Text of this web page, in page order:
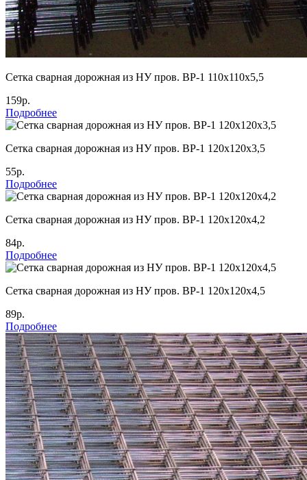
Cетка сварная дорожная из НУ пров. ВР-1 110х110х5,5
159р.
Подробнее
Cетка сварная дорожная из НУ пров. ВР-1 120х120х3,5
55р.
Подробнее
Cетка сварная дорожная из НУ пров. ВР-1 120х120х4,2
84р.
Подробнее
Cетка сварная дорожная из НУ пров. ВР-1 120х120х4,5
89р.
Подробнее